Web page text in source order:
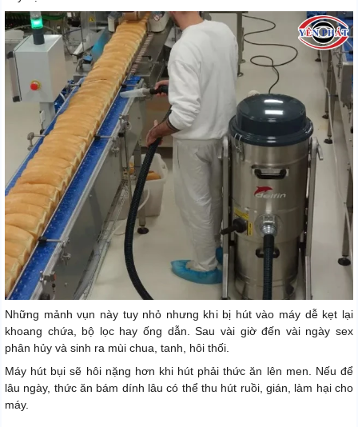
Những mảnh vụn này tuy nhỏ nhưng khi bị hút vào máy dễ kẹt lại
khoang chứa, bộ lọc hay ống dẫn. Sau vài giờ đến vài ngày sex
phân hủy và sinh ra mùi chua, tanh, hôi thối.
Máy hút bụi sẽ hôi nặng hơn khi hút phải thức ăn lên men. Nếu để
lâu ngày, thức ăn bám dính lâu có thể thu hút ruồi, gián, làm hại cho
máy.